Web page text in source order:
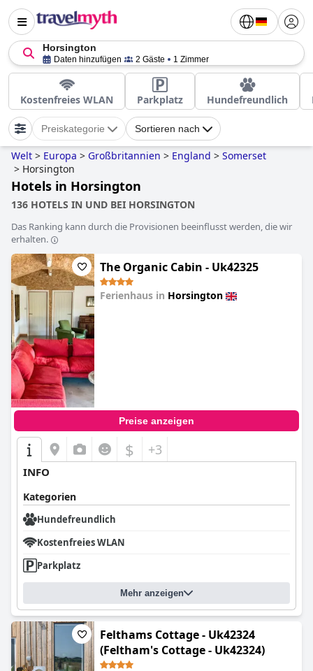
Horsington
Daten hinzufügen 2 Gäste 1 Zimmer
Kostenfreies WLAN Parkplatz Hundefreundlich
Preiskategorie Sortieren nach
Welt > Europa > Großbritannien > England > Somerset
> Horsington
Hotels in Horsington
136 HOTELS IN UND BEI HORSINGTON
Das Ranking kann durch die Provisionen beeinflusst werden, die wir
erhalten.
The Organic Cabin - Uk42325
Ferienhaus in Horsington
Preise anzeigen
$ +3
INFO
Kategorien
Hundefreundlich
Kostenfreies WLAN
Parkplatz
Mehr anzeigen
Felthams Cottage - Uk42324
(Feltham's Cottage - Uk42324)